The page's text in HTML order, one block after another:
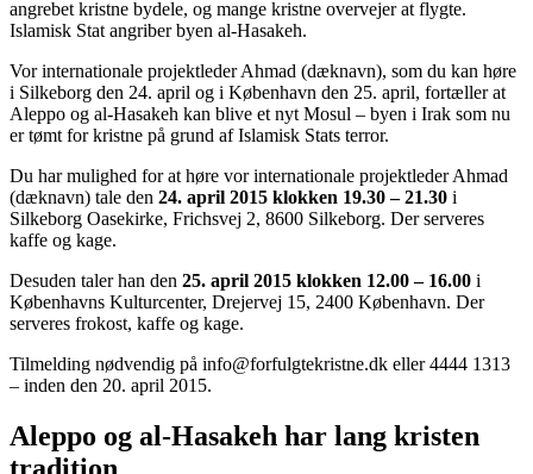
angrebet kristne bydele, og mange kristne overvejer at flygte.
Islamisk Stat angriber byen al-Hasakeh.
Vor internationale projektleder Ahmad (dæknavn), som du kan høre
i Silkeborg den 24. april og i København den 25. april, fortæller at
Aleppo og al-Hasakeh kan blive et nyt Mosul – byen i Irak som nu
er tømt for kristne på grund af Islamisk Stats terror.
Du har mulighed for at høre vor internationale projektleder Ahmad
(dæknavn) tale den 24. april 2015 klokken 19.30 – 21.30 i
Silkeborg Oasekirke, Frichsvej 2, 8600 Silkeborg. Der serveres
kaffe og kage.
Desuden taler han den 25. april 2015 klokken 12.00 – 16.00 i
Københavns Kulturcenter, Drejervej 15, 2400 København. Der
serveres frokost, kaffe og kage.
Tilmelding nødvendig på info@forfulgtekristne.dk eller 4444 1313
– inden den 20. april 2015.
Aleppo og al-Hasakeh har lang kristen